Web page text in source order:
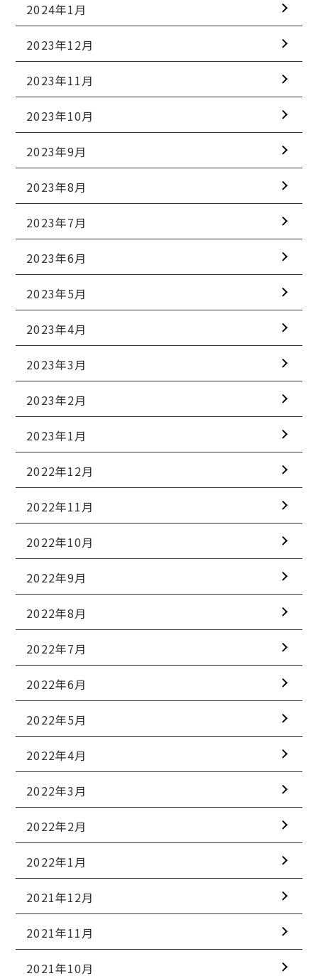
2024年1月
2023年12月
2023年11月
2023年10月
2023年9月
2023年8月
2023年7月
2023年6月
2023年5月
2023年4月
2023年3月
2023年2月
2023年1月
2022年12月
2022年11月
2022年10月
2022年9月
2022年8月
2022年7月
2022年6月
2022年5月
2022年4月
2022年3月
2022年2月
2022年1月
2021年12月
2021年11月
2021年10月